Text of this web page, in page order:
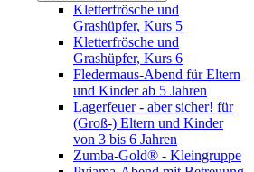
Kletterfrösche und
Grashüpfer, Kurs 5
Kletterfrösche und
Grashüpfer, Kurs 6
Fledermaus-Abend für Eltern
und Kinder ab 5 Jahren
Lagerfeuer - aber sicher! für
(Groß-) Eltern und Kinder
von 3 bis 6 Jahren
Zumba-Gold® - Kleingruppe